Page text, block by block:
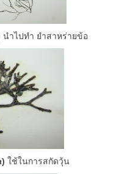
นำไปทำ ยำสาหร่ายข้อ
) ใช้ในการสกัดวุ้น